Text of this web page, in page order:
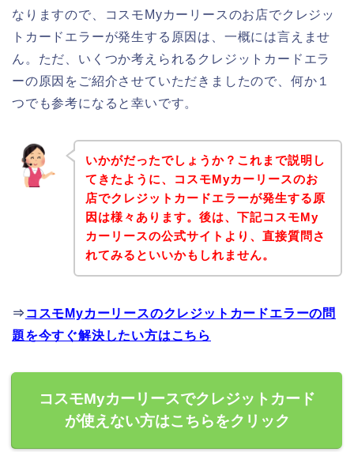
なりますので、コスモMyカーリースのお店でクレジッ
トカードエラーが発生する原因は、一概には言えませ
ん。ただ、いくつか考えられるクレジットカードエラ
ーの原因をご紹介させていただきましたので、何か１
つでも参考になると幸いです。
いかがだったでしょうか？これまで説明し
てきたように、コスモMyカーリースのお
店でクレジットカードエラーが発生する原
因は様々あります。後は、下記コスモMy
カーリースの公式サイトより、直接質問さ
れてみるといいかもしれません。
⇒ コスモMyカーリースのクレジットカードエラーの問
題を今すぐ解決したい方はこちら
コスモMyカーリースでクレジットカード
が使えない方はこちらをクリック